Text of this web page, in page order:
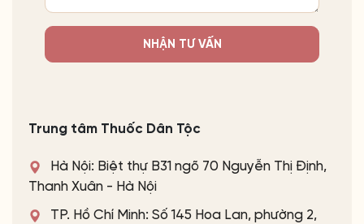
NHẬN TƯ VẤN
Trung tâm Thuốc Dân Tộc
Hà Nội: Biệt thự B31 ngõ 70 Nguyễn Thị Định,
Thanh Xuân - Hà Nội
TP. Hồ Chí Minh: Số 145 Hoa Lan, phường 2,